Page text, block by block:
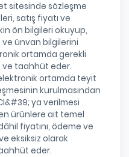
sitesinde sözleşme
satış fiyatı ve
ön bilgileri okuyup,
ünvan bilgilerini
ortamda gerekli
ve taahhüt eder.
elektronik ortamda teyit
kurulmasından
ya verilmesi
ürünlere ait temel
fiyatını, ödeme ve
eksiksiz olarak
eder.